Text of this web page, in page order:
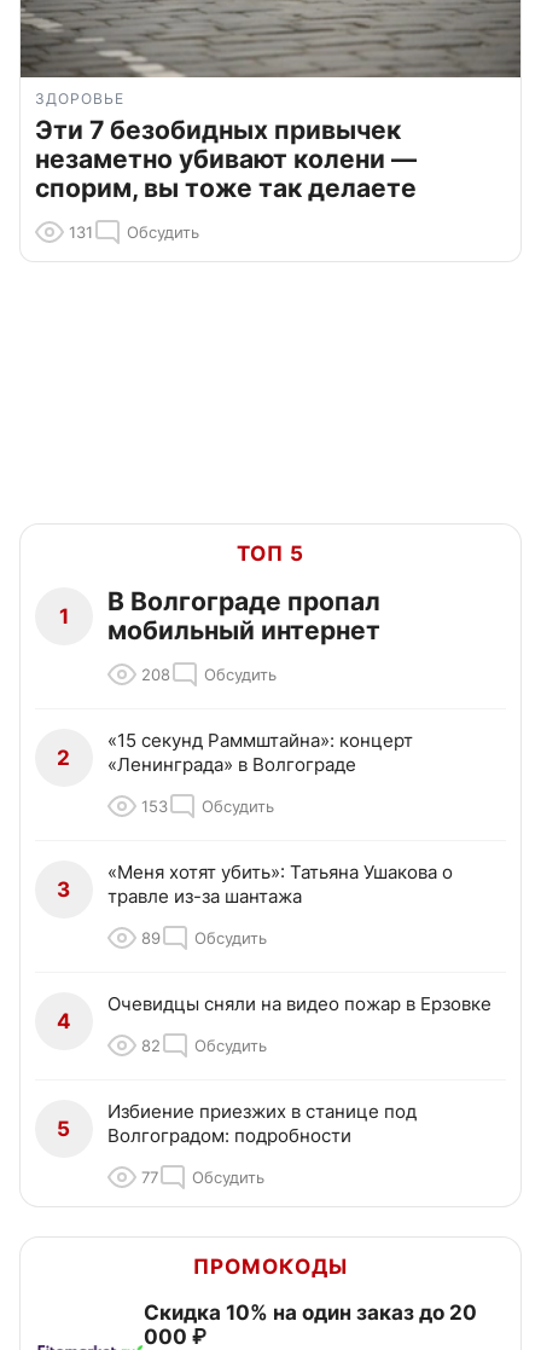
ЗДОРОВЬЕ
Эти 7 безобидных привычек
незаметно убивают колени —
спорим, вы тоже так делаете
131 Обсудить
ТОП 5
1
В Волгограде пропал
мобильный интернет
208 Обсудить
2
«15 секунд Раммштайна»: концерт
«Ленинграда» в Волгограде
153 Обсудить
3
«Меня хотят убить»: Татьяна Ушакова о
травле из-за шантажа
89 Обсудить
4
Очевидцы сняли на видео пожар в Ерзовке
82 Обсудить
5
Избиение приезжих в станице под
Волгоградом: подробности
77 Обсудить
ПРОМОКОДЫ
Скидка 10% на один заказ до 20
000 ₽